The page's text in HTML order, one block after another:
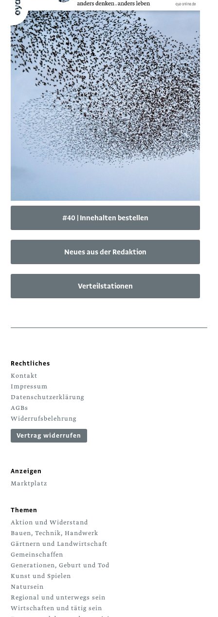
#40 | Innehalten bestellen
Neues aus der Redaktion
Verteilstationen
Rechtliches
Kontakt
Impressum
Datenschutzerklärung
AGBs
Widerrufsbelehrung
Vertrag widerrufen
Anzeigen
Marktplatz
Themen
Aktion und Widerstand
Bauen, Technik, Handwerk
Gärtnern und Landwirtschaft
Gemeinschaffen
Generationen, Geburt und Tod
Kunst und Spielen
Natursein
Regional und unterwegs sein
Wirtschaften und tätig sein